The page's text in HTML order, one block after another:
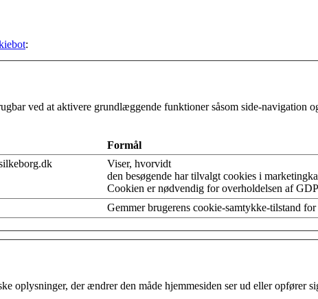
:
ved at aktivere grundlæggende funktioner såsom side-navigation
Formål
Viser, hvorvidt
den besøgende har tilvalgt cookies i
Cookien er nødvendig for overholdelsen af
Gemmer brugerens cookie-samtykke-tilstand
oplysninger, der ændrer den måde hjemmesiden ser ud eller opfører